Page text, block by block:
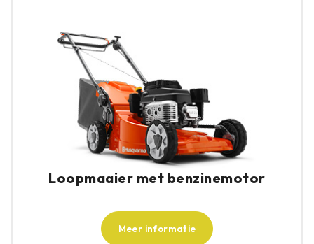
Loopmaaier met benzinemotor
Meer informatie